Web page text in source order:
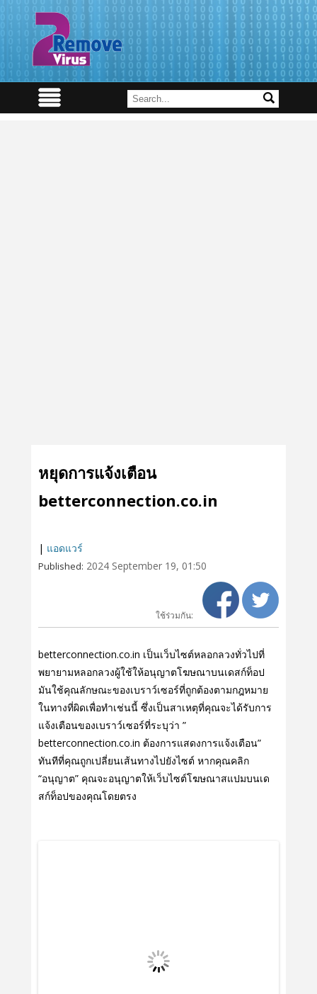
หยุดการแจ้งเตือน
betterconnection.co.in
| แอดแวร์
Published: 2024 September 19, 01:50
ใช้ร่วมกัน:
betterconnection.co.in เป็นเว็บไซต์หลอกลวงทั่วไปที่
พยายามหลอกลวงผู้ใช้ให้อนุญาตโฆษณาบนเดสก์ท็อป
มันใช้คุณลักษณะของเบราว์เซอร์ที่ถูกต้องตามกฎหมาย
ในทางที่ผิดเพื่อทําเช่นนี้ ซึ่งเป็นสาเหตุที่คุณจะได้รับการ
แจ้งเตือนของเบราว์เซอร์ที่ระบุว่า ”
betterconnection.co.in ต้องการแสดงการแจ้งเตือน”
ทันทีที่คุณถูกเปลี่ยนเส้นทางไปยังไซต์ หากคุณคลิก
“อนุญาต” คุณจะอนุญาตให้เว็บไซต์โฆษณาสแปมบนเด
สก์ท็อปของคุณโดยตรง